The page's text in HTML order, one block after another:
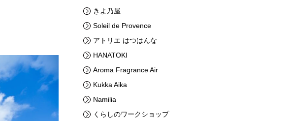
きよ乃屋
Soleil de Provence
アトリエ はつはんな
HANATOKI
Aroma Fragrance Air
Kukka Aika
Namilia
くらしのワークショップ